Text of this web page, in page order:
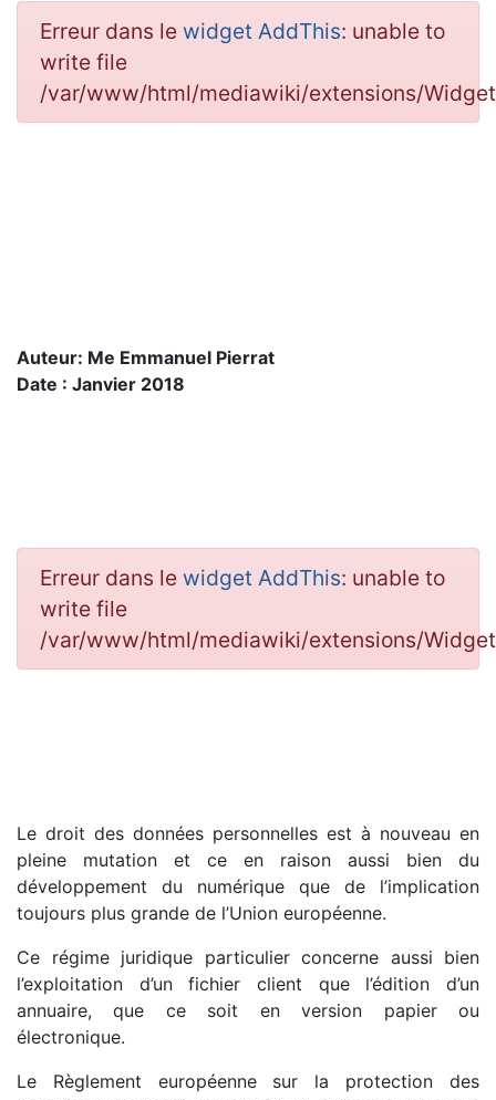
Erreur dans le widget AddThis: unable to
write file
/var/www/html/mediawiki/extensions/
Auteur: Me Emmanuel Pierrat
Date : Janvier 2018
Erreur dans le widget AddThis: unable to
write file
/var/www/html/mediawiki/extensions/
Le droit des données personnelles est à nouveau en
pleine mutation et ce en raison aussi bien du
développement du numérique que de l’implication
toujours plus grande de l’Union européenne.
Ce régime juridique particulier concerne aussi bien
l’exploitation d’un fichier client que l’édition d’un
annuaire, que ce soit en version papier ou
électronique.
Le Règlement européenne sur la protection des